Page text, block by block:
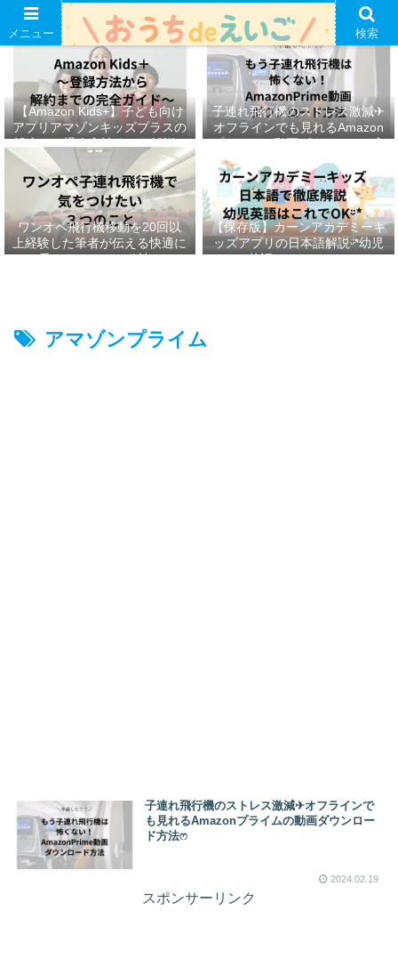
【Amazon Kids+】子ども向け
アプリアマゾンキッズプラスの
設定から退会方法までを解説ᵕ̈*
子連れ飛行機のストレス激減✈︎
オフラインでも見れるAmazon
プライムの動画ダウンロード方
ワンオペ飛行機移動を20回以
上経験した筆者が伝える快適に
乗りきるための秘訣ᵕ̈*
【保存版】カーンアカデミーキ
ッズアプリの日本語解説ᵕ̈*幼児
英語はこれでOKᵕ̈*
アマゾンプライム
子連れ飛行機のストレス激減✈︎オフラインで
も見れるAmazonプライムの動画ダウンロー
ド方法ෆ ‬
2024.02.19
スポンサーリンク
メニュー 検索